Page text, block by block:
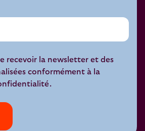
recevoir la newsletter et des
conformément à la